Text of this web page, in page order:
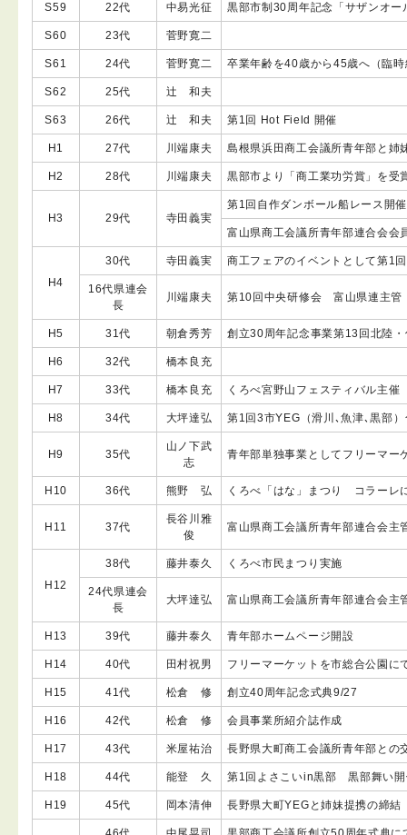
S59 22代 中易光征 黒部市制30周年記念「サザンオ
S60 23代 菅野寛二
S61 24代 菅野寛二 卒業年齢を40歳から45歳へ（臨
S62 25代 辻 和夫
S63 26代 辻 和夫 第1回 Hot Field 開催
H1 27代 川端康夫 島根県浜田商工会議所青年部と姉
H2 28代 川端康夫 黒部市より「商工業功労賞」を受
H3 29代 寺田義実
第1回自作ダンボール船レース開
富山県商工会議所青年部連合会
H4
30代 寺田義実 商工フェアのイベントとして第1
16代県連会
長
川端康夫 第10回中央研修会 富山県連主管
H5 31代 朝倉秀芳 創立30周年記念事業第13回北陸
H6 32代 橋本良充
H7 33代 橋本良充 くろべ宮野山フェスティバル主催
H8 34代 大坪達弘 第1回3市YEG（滑川､魚津､黒部
H9 35代
山ノ下武
志
青年部単独事業としてフリーマー
H10 36代 熊野 弘 くろべ「はな」まつり コラーレ
H11 37代
長谷川雅
俊
富山県商工会議所青年部連合会主
H12
38代 藤井泰久 くろべ市民まつり実施
24代県連会
長
大坪達弘 富山県商工会議所青年部連合会主
H13 39代 藤井泰久 青年部ホームページ開設
H14 40代 田村祝男 フリーマーケットを市総合公園に
H15 41代 松倉 修 創立40周年記念式典9/27
H16 42代 松倉 修 会員事業所紹介誌作成
H17 43代 米屋祐治 長野県大町商工会議所青年部との
H18 44代 能登 久 第1回よさこいin黒部 黒部舞い
H19 45代 岡本清伸 長野県大町YEGと姉妹提携の締